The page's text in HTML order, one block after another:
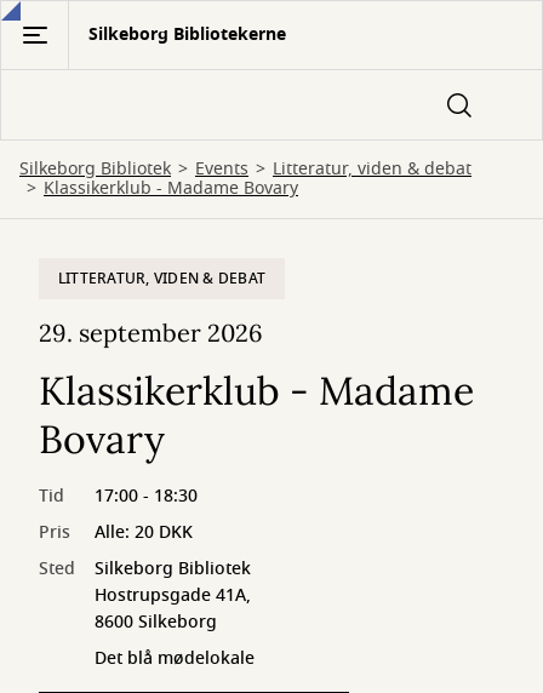
Gå
hovedindhold
Silkeborg Bibliotekerne
Silkeborg Bibliotek Events Litteratur, viden & debat
Klassikerklub - Madame Bovary
LITTERATUR, VIDEN & DEBAT
29. september 2026
Klassikerklub - Madame
Bovary
Tid
17:00 - 18:30
Pris
Alle: 20 DKK
Sted
Silkeborg Bibliotek
Hostrupsgade 41A,
8600 Silkeborg
Det blå mødelokale